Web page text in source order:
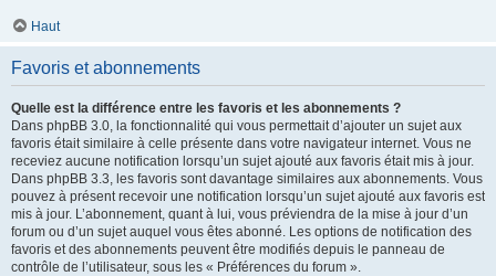
Haut
Favoris et abonnements
Quelle est la différence entre les favoris et les abonnements ?
Dans phpBB 3.0, la fonctionnalité qui vous permettait d’ajouter un sujet aux
favoris était similaire à celle présente dans votre navigateur internet. Vous ne
receviez aucune notification lorsqu’un sujet ajouté aux favoris était mis à jour.
Dans phpBB 3.3, les favoris sont davantage similaires aux abonnements. Vous
pouvez à présent recevoir une notification lorsqu’un sujet ajouté aux favoris est
mis à jour. L’abonnement, quant à lui, vous préviendra de la mise à jour d’un
forum ou d’un sujet auquel vous êtes abonné. Les options de notification des
favoris et des abonnements peuvent être modifiés depuis le panneau de
contrôle de l’utilisateur, sous les « Préférences du forum ».